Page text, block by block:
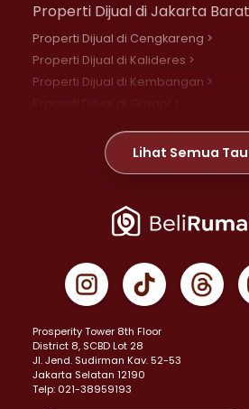
Properti Dijual di Jakarta
Properti Dijual di Cengkareng >
Properti Dijual di Kalideres >
Properti Dijual di Kembangan >
Properti Dijual di Meruya >
Properti Dijual di Jelambar >
Properti Dijual di Jakarta
Properti Dijual di Gambir >
Properti Dijual di Johar Baru >
Properti Dijual di Menteng >
Properti Dijual di Senen >
Properti Dijual di Tanah Abang >
Properti Dijual di Cikini >
Lihat Semua
Prosperity Tower 8th Floor
District 8, SCBD Lot 28
JI. Jend. Sudirman Kav. 52-53
Jakarta Selatan 12190
Telp: 021-38959193